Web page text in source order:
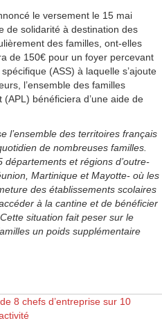
le versement le 15 mai
de solidarité à destination des
des familles, ont-elles
de 150€ pour un foyer percevant
(ASS) à laquelle s’ajoute
l’ensemble des familles
bénéficiera d’une aide de
l’ensemble des territoires français
de nombreuses familles.
départements et régions d’outre-
Martinique et Mayotte- où les
des établissements scolaires
à la cantine et de bénéficier
situation fait peser sur le
un poids supplémentaire
8 chefs d’entreprise sur 10